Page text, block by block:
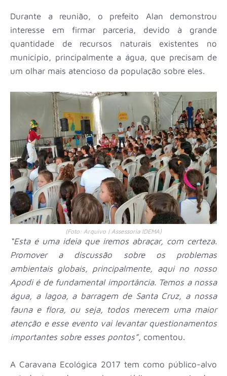
Durante a reunião, o prefeito Alan demonstrou
interesse em firmar parceria, devido à grande
quantidade de recursos naturais existentes no
município, principalmente a água, que precisam de
um olhar mais atencioso da população sobre eles.
(Foto: Arquivo | Assessoria IDEMA)
“Esta é uma ideia que iremos abraçar, com certeza.
Promover a discussão sobre os problemas
ambientais globais, principalmente, aqui no nosso
Apodi é de fundamental importância. Temos a nossa
água, a lagoa, a barragem de Santa Cruz, a nossa
fauna e flora, ou seja, todos merecem uma maior
atenção e esse evento vai levantar questionamentos
importantes sobre esses pontos”, comentou.
A Caravana Ecológica 2017 tem como público-alvo